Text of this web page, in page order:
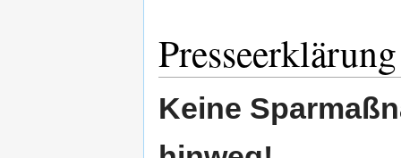
Presseerklärung
Keine